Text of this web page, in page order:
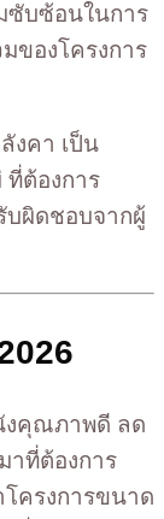
ซับซ้อนในการ
ของโครงการ
งคา เป็น
ต้องการ
บผิดชอบจากผู้
งคุณภาพดี ลด
าที่ต้องการ
ครงการขนาด